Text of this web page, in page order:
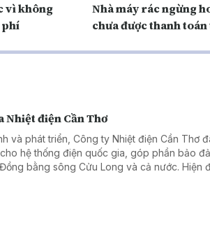
vì không
phí
Nhà máy rác ngừng
chưa được thanh
Nhiệt điện Cần Thơ
và phát triển, Công ty Nhiệt điện Cần Thơ
hệ thống điện quốc gia, góp phần bảo
bằng sông Cửu Long và cả nước. Hiện